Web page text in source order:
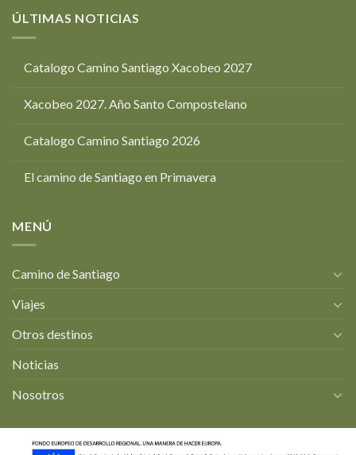
ÚLTIMAS NOTICIAS
Catalogo Camino Santiago Xacobeo 2027
Xacobeo 2027. Año Santo Compostelano
Catalogo Camino Santiago 2026
El camino de Santiago en Primavera
MENÚ
Camino de Santiago
Viajes
Otros destinos
Noticias
Nosotros